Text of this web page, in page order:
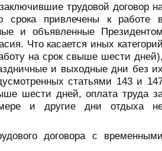
трудовой договор
привлечены к работе
и объявленные Президентом
Что касается иных категорий
на срок свыше шести дней),
и выходные дни без их
статьями 143 и
шести дней, оплата труда
и другие дни отдыха
договора с временными